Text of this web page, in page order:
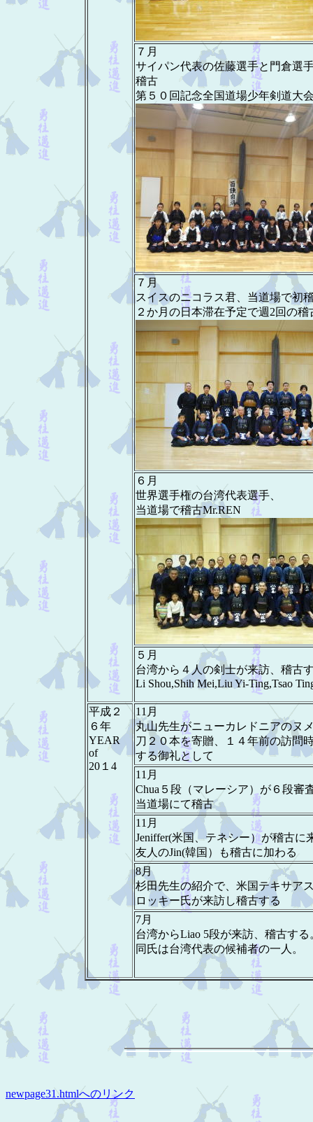
７月
サイパン代表の佐藤選手と門倉選
稽古
第５０回記念全国道場少年剣道大
７月
スイスのニコラス君、当道場で初
２か月の日本滞在予定で週2回の稽
６月
世界選手権の台湾代表選手、
当道場で稽古Mr.REN
５月
台湾から４人の剣士が来訪、稽古
Li Shou,Shih Mei,Liu Yi-Ting,Tsao
平成２
６年
YEAR
of
20１4
11月
丸山先生がニューカレドニアのヌ
刀２０本を寄贈、１４年前の訪問
する御礼として
11月
Chua５段（マレーシア）が６段審
当道場にて稽古
11月
Jeniffer(米国、テネシー）が稽古に
友人のJin(韓国）も稽古に加わる
8月
杉田先生の紹介で、米国テキサア
ロッキー氏が来訪し稽古する
7月
台湾からLiao 5段が来訪、稽古する
同氏は台湾代表の候補者の一人。
newpage31.htmlへのリンク